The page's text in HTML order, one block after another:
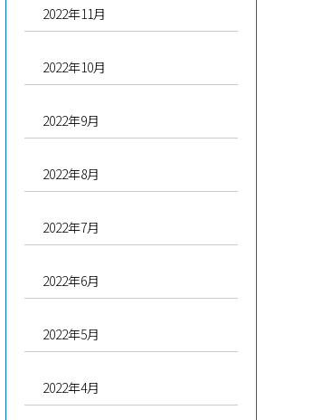
2022年11月
2022年10月
2022年9月
2022年8月
2022年7月
2022年6月
2022年5月
2022年4月